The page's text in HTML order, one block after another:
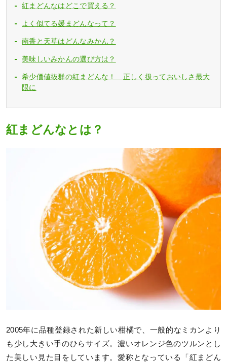
紅まどんなはどこで買える？
よく似てる媛まどんなって？
南香と天草はどんなみかん？
美味しいみかんの選び方は？
希少価値抜群の紅まどんな！ 正しく扱っておいしさ最大
限に
紅まどんなとは？
2005年に品種登録された新しい柑橘で、一般的なミカンより
も少し大きい手のひらサイズ。濃いオレンジ色のツルンとし
た美しい見た目をしています。愛称となっている「紅まどん